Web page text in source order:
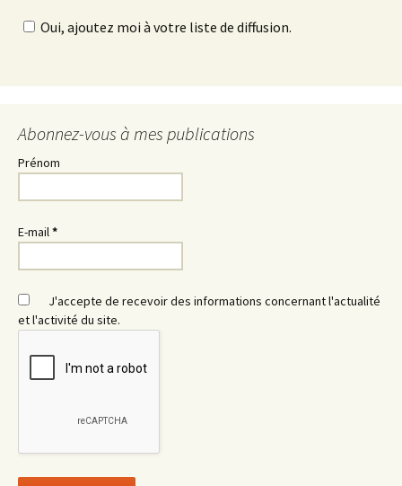
Oui, ajoutez moi à votre liste de diffusion.
Abonnez-vous à mes publications
Prénom
E-mail*
J'accepte de recevoir des informations concernant l'actualité
et l'activité du site.